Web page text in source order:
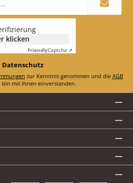
klicken
FriendlyCaptcha ⇗
Datenschutz
zur Kenntnis genommen und die AGB
bin mit ihnen einverstanden.